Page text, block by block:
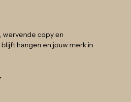
wervende copy en
hangen en jouw merk in